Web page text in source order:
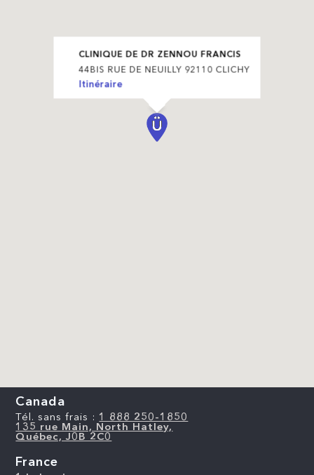
CLINIQUE DE DR ZENNOU FRANCIS
44BIS RUE DE NEUILLY 92110 CLICHY
Itinéraire
Canada
Tél. sans frais : 1 888 250-1850
135 rue Main, North Hatley,
Québec, J0B 2C0
France